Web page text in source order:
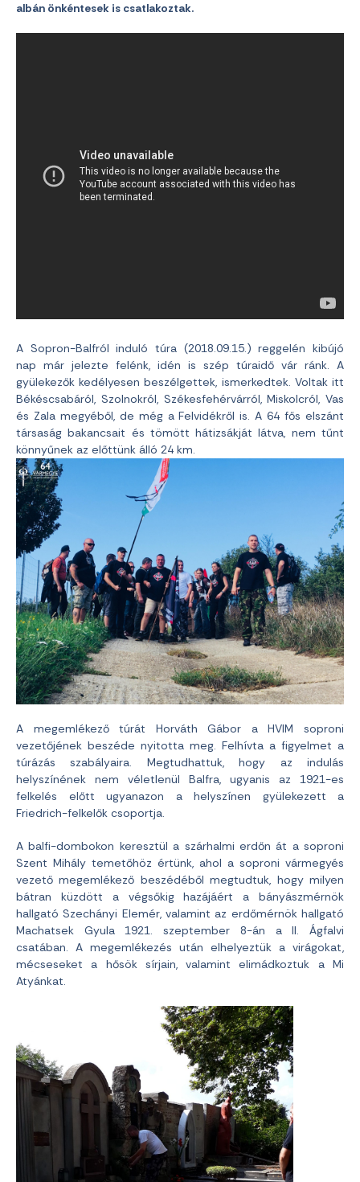
albán önkéntesek is csatlakoztak.
A Sopron-Balfról induló túra (2018.09.15.) reggelén kibújó
nap már jelezte felénk, idén is szép túraidő vár ránk. A
gyülekezők kedélyesen beszélgettek, ismerkedtek. Voltak itt
Békéscsabáról, Szolnokról, Székesfehérvárról,Miskolcról, Vas
és Zala megyéből, de még a Felvidékről is. A 64 fős elszánt
társaság bakancsait és tömött hátizsákját látva, nem tűnt
könnyűnek az előttünk álló 24 km.
A megemlékező túrát Horváth Gábor a HVIM soproni
vezetőjének beszéde nyitotta meg. Felhívta a figyelmet a
túrázás szabályaira. Megtudhattuk, hogy az indulás
helyszínének nem véletlenül Balfra, ugyanis az 1921-es
felkelés előtt ugyanazon a helyszínen gyülekezett a
Friedrich-felkelők csoportja.
A balfi-dombokon keresztül a szárhalmi erdőn át a soproni
Szent Mihály temetőhöz értünk, ahol a soproni vármegyés
vezető megemlékező beszédéből megtudtuk, hogy milyen
bátran küzdött a végsőkig hazájáért a bányászmérnök
hallgató Szechányi Elemér, valamint az erdőmérnök hallgató
Machatsek Gyula 1921. szeptember 8-án a II. Ágfalvi
csatában. A megemlékezés után elhelyeztük a virágokat,
mécseseket a hősök sírjain, valamint elimádkoztuk a Mi
Atyánkat.